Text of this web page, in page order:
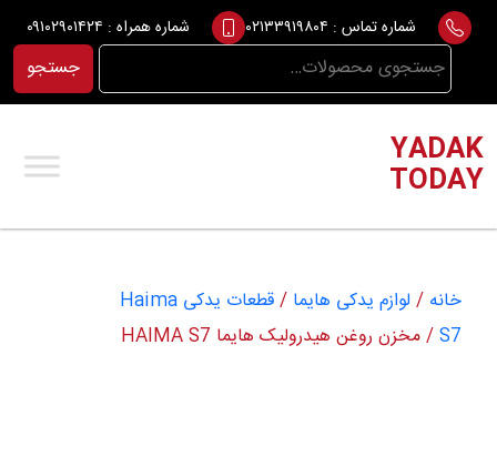
Skip
content
شماره تماس : ۰۲۱۳۳۹۱۹۸۰۴ شماره همراه : ۰۹۱۰۲۹۰۱۴۲۴
جستجو
برای:
جستجو
YADAK
TODAY
خانه / لوازم یدکی هایما /
قطعات یدکی Haima
S7/ مخزن روغن هیدرولیک هایما HAIMA S7